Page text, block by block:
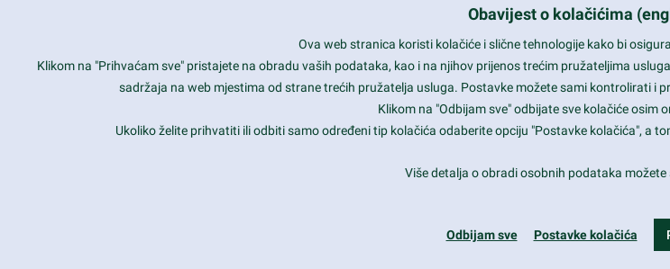
Is your website user friendly?
Ark offers weekly stunning designs.
Why our customers love Ark?
Smart and beautiful design
Unlimited Eelements
Mobile ready
Obavijest o kolačićima
Ova web stranica koristi kolačiće i slične tehnologije kako bi
Klikom na "Prihvaćam sve" pristajete na obradu vaših podataka, kao i na njihov prijenos trećim pružateljima
sadržaja na web mjestima od strane trećih pružatelja usluga. Postavke možete sami kontrolirati i
Klikom na "Odbijam sve" odbijate sve kolačiće osim
Ukoliko želite prihvatiti ili odbiti samo određeni tip kolačića odaberite opciju "Postavke kolačića", a
Više detalja o obradi osobnih podataka
Odbijam sve Postavke kolačića